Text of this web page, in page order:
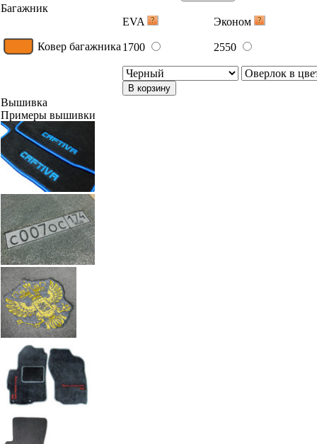
Багажник
EVA
Эконом
Ковер багажника 1700 2550
В корзину
Вышивка
Примеры вышивки